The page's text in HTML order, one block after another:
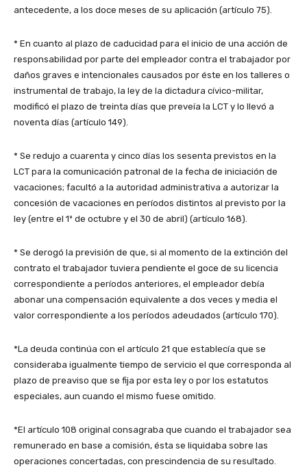
antecedente, a los doce meses de su aplicación (artículo 75).
* En cuanto al plazo de caducidad para el inicio de una acción de
responsabilidad por parte del empleador contra el trabajador por
daños graves e intencionales causados por éste en los talleres o
instrumental de trabajo, la ley de la dictadura cívico-militar,
modificó el plazo de treinta días que preveía la LCT y lo llevó a
noventa días (artículo 149).
* Se redujo a cuarenta y cinco días los sesenta previstos en la
LCT para la comunicación patronal de la fecha de iniciación de
vacaciones; facultó a la autoridad administrativa a autorizar la
concesión de vacaciones en períodos distintos al previsto por la
ley (entre el 1º de octubre y el 30 de abril) (artículo 168).
* Se derogó la previsión de que, si al momento de la extinción del
contrato el trabajador tuviera pendiente el goce de su licencia
correspondiente a períodos anteriores, el empleador debía
abonar una compensación equivalente a dos veces y media el
valor correspondiente a los períodos adeudados (artículo 170).
*La deuda continúa con el artículo 21 que establecía que se
consideraba igualmente tiempo de servicio el que corresponda al
plazo de preaviso que se fija por esta ley o por los estatutos
especiales, aun cuando el mismo fuese omitido.
*El artículo 108 original consagraba que cuando el trabajador sea
remunerado en base a comisión, ésta se liquidaba sobre las
operaciones concertadas, con prescindencia de su resultado.